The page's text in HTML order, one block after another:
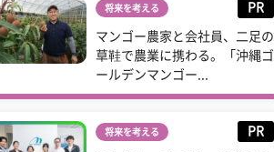
将来を考える PR
マンゴー農家と会社員、二足の
草鞋で農業に携わる。「沖縄ゴ
ールデンマンゴー...
将来を考える PR